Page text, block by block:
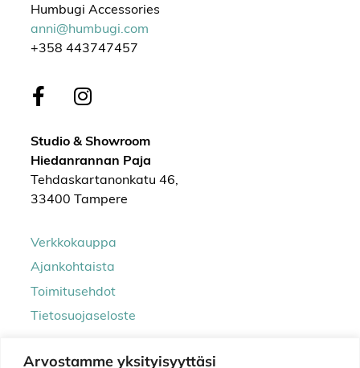
Arvostamme yksityisyyttäsi
Humbugi Accessories
anni@humbugi.com
+358 443747457
Studio & Showroom
Hiedanrannan Paja
Tehdaskartanonkatu 46,
33400 Tampere
Verkkokauppa
Ajankohtaista
Toimitusehdot
Tietosuojaseloste